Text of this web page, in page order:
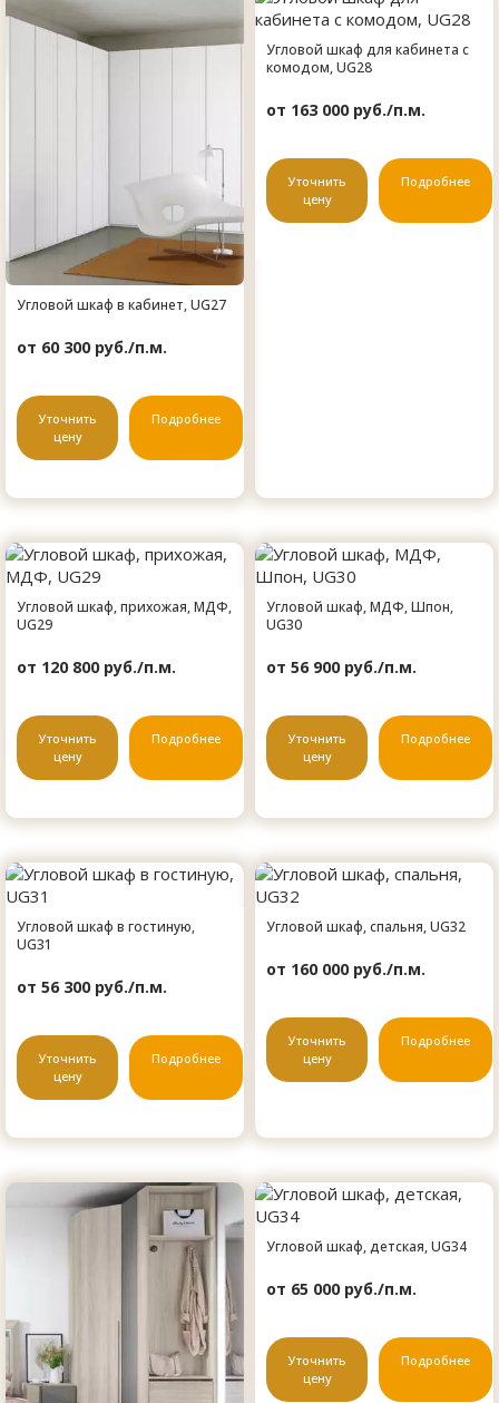
Угловой шкаф в кабинет, UG27
от 60 300 руб./п.м.
Уточнить
цену
Подробнее
Угловой шкаф для кабинета с
комодом, UG28
от 163 000 руб./п.м.
Уточнить
цену
Подробнее
Угловой шкаф, прихожая, МДФ,
UG29
от 120 800 руб./п.м.
Уточнить
цену
Подробнее
Угловой шкаф, МДФ, Шпон,
UG30
от 56 900 руб./п.м.
Уточнить
цену
Подробнее
Угловой шкаф в гостиную,
UG31
от 56 300 руб./п.м.
Уточнить
цену
Подробнее
Угловой шкаф, спальня, UG32
от 160 000 руб./п.м.
Уточнить
цену
Подробнее
Угловой шкаф, детская, UG34
от 65 000 руб./п.м.
Уточнить
цену
Подробнее